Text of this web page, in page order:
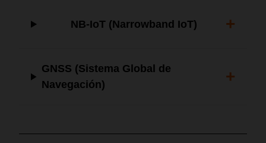
NB-IoT (Narrowband IoT) +
GNSS (Sistema Global de
Navegación)
+